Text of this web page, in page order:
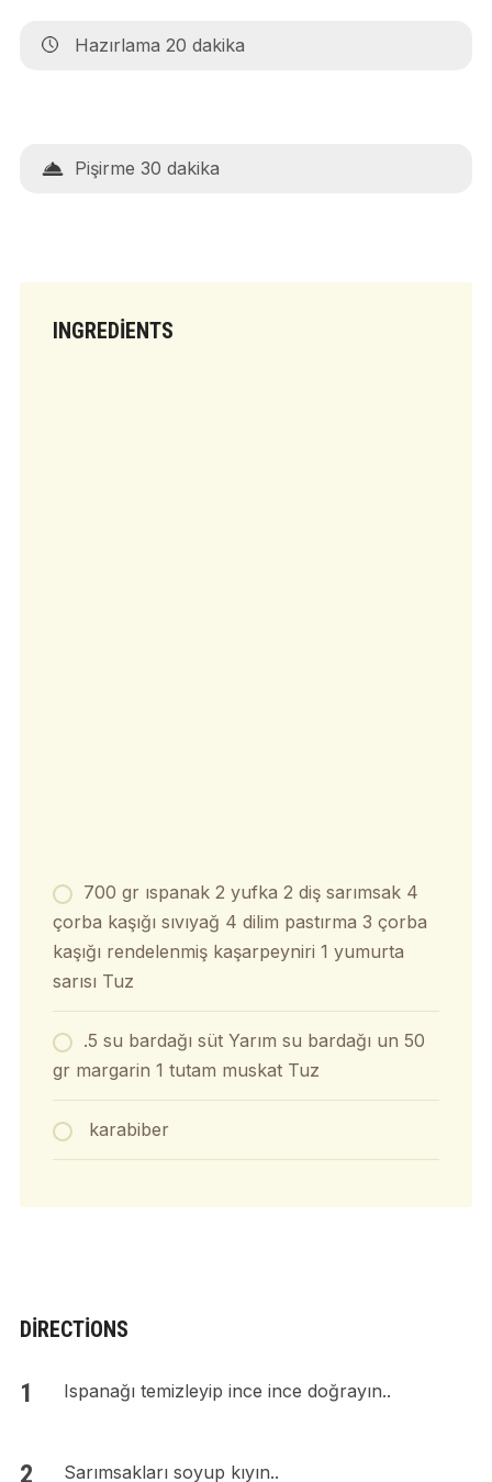
Hazırlama 20 dakika
Pişirme 30 dakika
INGREDIENTS
700 gr ıspanak 2 yufka 2 diş sarımsak 4
çorba kaşığı sıvıyağ 4 dilim pastırma 3 çorba
kaşığı rendelenmiş kaşarpeyniri 1 yumurta
sarısı Tuz
.5 su bardağı süt Yarım su bardağı un 50
gr margarin 1 tutam muskat Tuz
karabiber
DIRECTIONS
Ispanağı temizleyip ince ince doğrayın..
Sarımsakları soyup kıyın..